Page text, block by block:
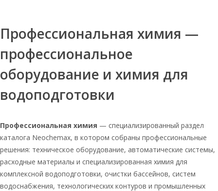
Соль таблетированная 3
воды
воды 25кг
Мозырь соль оптом таблетированная
25
Соль таблетированная для умягчения
воды
Руссоль 1 кг
Профессиональная химия —
профессиональное
оборудование и химия для
водоподготовки
Профессиональная химия — специализированный раздел
каталога Neochemax, в котором собраны профессиональные
решения: техническое оборудование, автоматические системы,
расходные материалы и специализированная химия для
комплексной водоподготовки, очистки бассейнов, систем
водоснабжения, технологических контуров и промышленных